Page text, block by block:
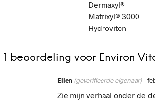
Dermaxyl®
Matrixyl® 3000
Hydroviton
1 beoordeling voor Environ
Ellen (geverifieerde eigenaar)–
Zie mijn verhaal onder de